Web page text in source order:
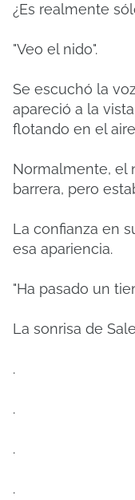
¿Es realmente
"Veo el nido".
Se escuchó la
apareció a la
flotando en el
Normalmente, el
barrera, pero
La confianza en
esa apariencia.
"Ha pasado un
La sonrisa de
.
.
.
.